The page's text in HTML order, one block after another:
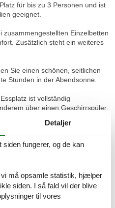
für bis zu 3 Personen und ist
geeignet.
zusammengestellten Einzelbetten
Zusätzlich steht ein weiteres
Sie einen schönen, seitlichen
Stunden in der Abendsonne.
ist vollständig
über einen Geschirrspüler,
WC und Waschtisch
steht Ihnen zur Verfügung.
und kostenfreies WLAN ist
Detaljer
fungerer, og de kan
må opsamle statistik, hjælper
siden. I så fald vil der blive
til vores